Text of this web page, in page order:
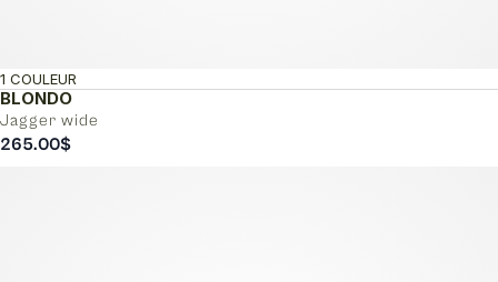
BLONDO
Jagger wide
1 COULEUR
265.00$